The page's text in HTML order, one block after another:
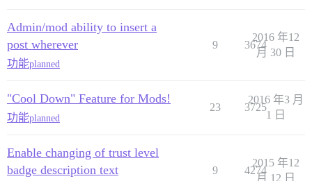
Admin/mod ability to insert a
post wherever
功能planned
9 3674
2016 年12
月 30 日
"Cool Down" Feature for Mods!
功能planned
23 3725
2016 年3 月
1 日
Enable changing of trust level
badge description text
9 4274
2015 年12
月 12 日